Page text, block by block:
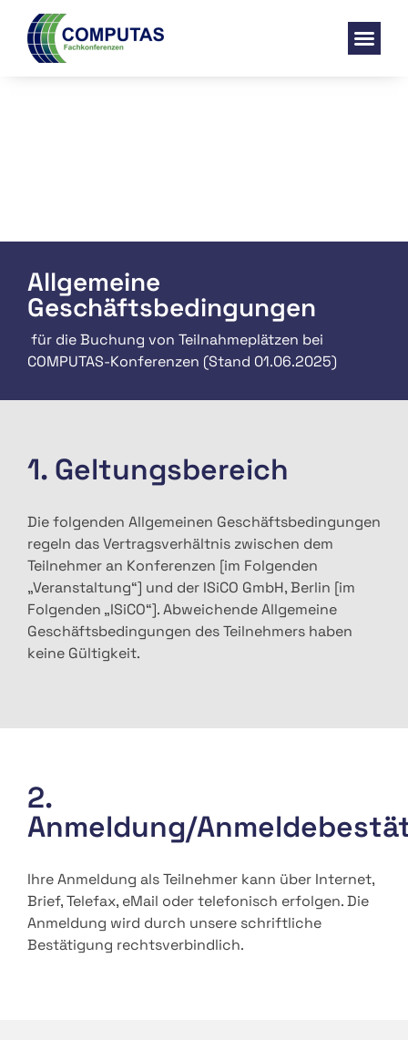
Allgemeine
Geschäftsbedingungen
für die Buchung von Teilnahmeplätzen bei
COMPUTAS-Konferenzen (Stand 01.06.2025)
1. Geltungsbereich
Die folgenden Allgemeinen Geschäftsbedingungen
regeln das Vertragsverhältnis zwischen dem
Teilnehmer an Konferenzen [im Folgenden
„Veranstaltung“] und der ISiCO GmbH, Berlin [im
Folgenden „ISiCO“]. Abweichende Allgemeine
Geschäftsbedingungen des Teilnehmers haben
keine Gültigkeit.
2.
Anmeldung/
Ihre Anmeldung als Teilnehmer kann über Internet,
Brief, Telefax, eMail oder telefonisch erfolgen. Die
Anmeldung wird durch unsere schriftliche
Bestätigung rechtsverbindlich.